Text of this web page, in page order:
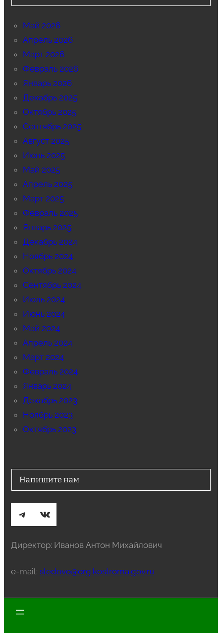
Май 2026
Апрель 2026
Март 2026
Февраль 2026
Январь 2026
Декабрь 2025
Октябрь 2025
Сентябрь 2025
Август 2025
Июнь 2025
Май 2025
Апрель 2025
Март 2025
Февраль 2025
Январь 2025
Декабрь 2024
Ноябрь 2024
Октябрь 2024
Сентябрь 2024
Июль 2024
Июнь 2024
Май 2024
Апрель 2024
Март 2024
Февраль 2024
Январь 2024
Декабрь 2023
Ноябрь 2023
Октябрь 2023
Напишите нам
Telegram ВКонтакте
Директор: Иванов Антон Михайлович
e-mail: sledovo@org.kostroma.gov.ru